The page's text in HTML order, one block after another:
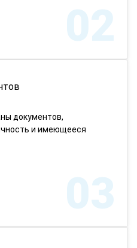
02
документов,
и имеющееся
03